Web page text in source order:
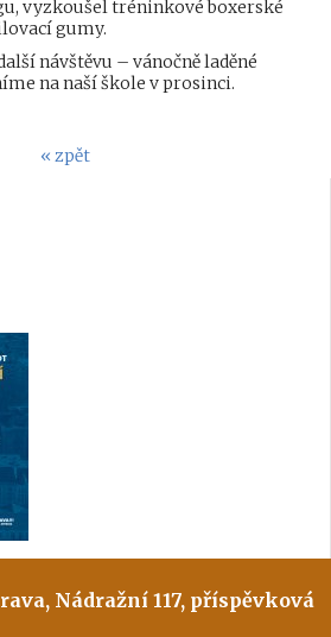
vyzkoušel tréninkové boxerské
gumy.
návštěvu – vánočně laděné
na naší škole v prosinci.
« zpět
Nádražní 117, příspěvková